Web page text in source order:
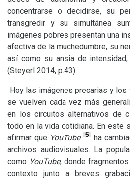
concentrarse o decidirse, su
transgredir y su simultánea
imágenes pobres presentan una
afectiva de la muchedumbre, su
así como su ansia de
(Steyerl 2014, p.43).
Hoy las imágenes precarias y
se vuelven cada vez más
en los circuitos alternativos de
todo en la vida cotidiana. En este
afirmar que YouTube 5 ha
archivos audiovisuales. La
como YouTube, donde
contexto junto a breves